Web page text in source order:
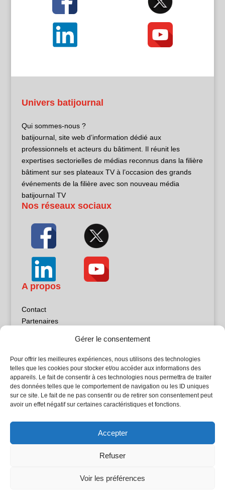
Gérer le consentement
Pour offrir les meilleures expériences, nous utilisons des technologies
telles que les cookies pour stocker et/ou accéder aux informations des
appareils. Le fait de consentir à ces technologies nous permettra de traiter
des données telles que le comportement de navigation ou les ID uniques
sur ce site. Le fait de ne pas consentir ou de retirer son consentement peut
avoir un effet négatif sur certaines caractéristiques et fonctions.
Accepter
Refuser
Voir les préférences
Univers batijournal
Qui sommes-nous ?
batijournal, site web d’information dédié aux
professionnels et acteurs du bâtiment. Il réunit les
expertises sectorielles de médias reconnus dans la filière
bâtiment sur ses plateaux TV à l’occasion des grands
événements de la filière avec son nouveau média
batijournal TV
Nos réseaux sociaux
A propos
Contact
Partenaires
Politique de confidentialité
Sites partenaires
5Façades
Atrium Patrimoine
L'Atelier Bois